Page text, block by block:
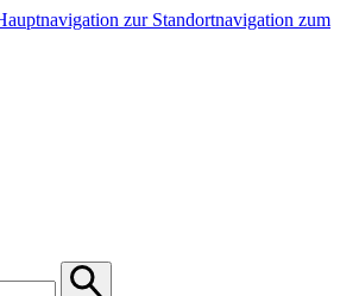
zur Standortnavigation zum